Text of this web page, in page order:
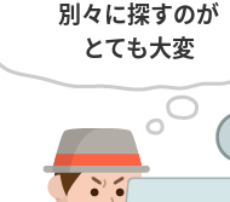
別々に探すのが
とても大変